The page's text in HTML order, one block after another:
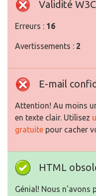
Validité W3C
Erreurs : 16
Avertissements : 2
E-mail
Attention! Au moins
en texte clair. Utilisez
gratuite pour cacher
HTML
Génial! Nous n'avons